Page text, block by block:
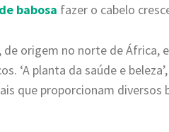
babosa fazer o cabelo
de origem no norte de África,
‘A planta da saúde e
que proporcionam diversos